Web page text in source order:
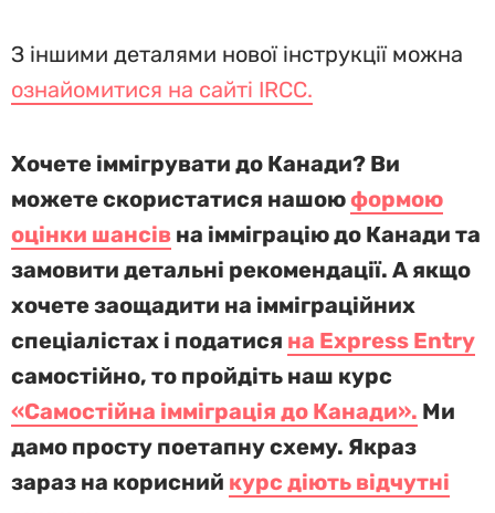
З іншими деталями нової інструкції можна
ознайомитися на сайті IRCC.
Хочете іммігрувати до Канади? Ви
можете скористатися нашоюформою
оцінки шансів на імміграцію до Канади та
замовити детальні рекомендації. А якщо
хочете заощадити на імміграційних
спеціалістах і податися на Express Entry
самостійно, то пройдіть наш курс
«Самостійна імміграція до Канади». Ми
дамо просту поетапну схему. Якраз
зараз на корисний курс діють відчутні